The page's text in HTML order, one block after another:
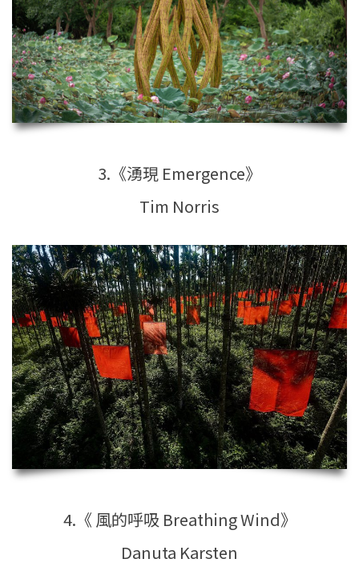
3.《湧現 Emergence》
Tim Norris
4.《 風的呼吸 Breathing Wind》
Danuta Karsten